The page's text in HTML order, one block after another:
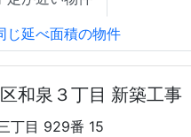
じ延べ面積の物件
和泉３丁目 新築工事
丁目 929番 15